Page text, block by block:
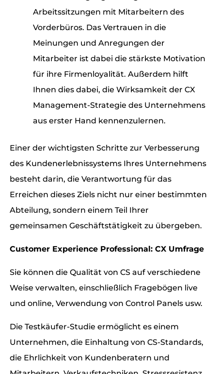
Arbeitssitzungen mit Mitarbeitern des
Vorderbüros. Das Vertrauen in die
Meinungen und Anregungen der
Mitarbeiter ist dabei die stärkste Motivation
für ihre Firmenloyalität. Außerdem hilft
Ihnen dies dabei, die Wirksamkeit der CX
Management-Strategie des Unternehmens
aus erster Hand kennenzulernen.
Einer der wichtigsten Schritte zur Verbesserung
des Kundenerlebnissystems Ihres Unternehmens
besteht darin, die Verantwortung für das
Erreichen dieses Ziels nicht nur einer bestimmten
Abteilung, sondern einem Teil Ihrer
gemeinsamen Geschäftstätigkeit zu übergeben.
Customer Experience Professional: CX Umfrage
Sie können die Qualität von CS auf verschiedene
Weise verwalten, einschließlich Fragebögen live
und online, Verwendung von Control Panels usw.
Die Testkäufer-Studie ermöglicht es einem
Unternehmen, die Einhaltung von CS-Standards,
die Ehrlichkeit von Kundenberatern und